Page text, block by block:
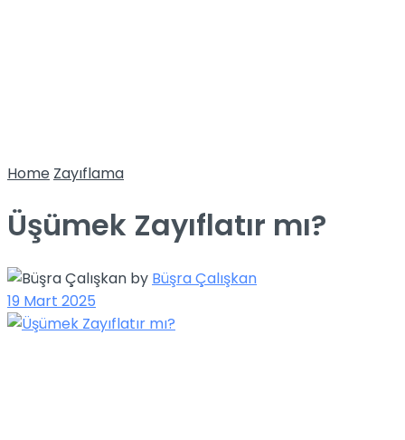
Home Zayıflama
Üşümek Zayıflatır mı?
by Büşra Çalışkan
19 Mart 2025